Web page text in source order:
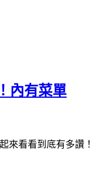
內有菜單
來看看到底有多讚！